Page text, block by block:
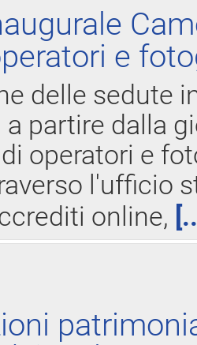
e
delle sedute
a partire dalla
operatori e
l'ufficio
online,